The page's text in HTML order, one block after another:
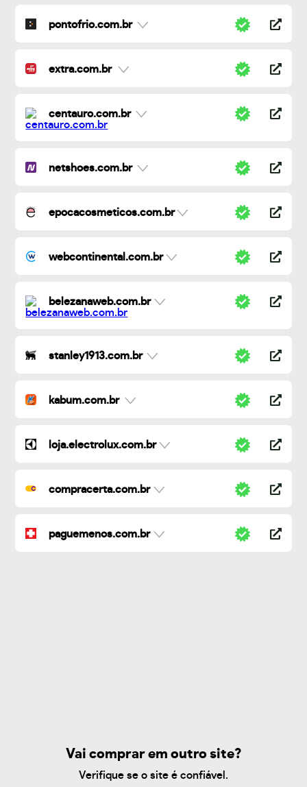
pontofrio.com.br
extra.com.br
centauro.com.br
netshoes.com.br
epocacosmeticos.com.br
webcontinental.com.br
belezanaweb.com.br
stanley1913.com.br
kabum.com.br
loja.electrolux.com.br
compracerta.com.br
paguemenos.com.br
Vai comprar em outro site?
Verifique se o site é confiável.